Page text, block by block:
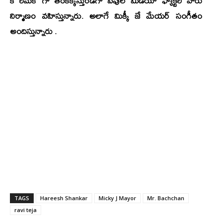
నిర్మాణం వహిస్తున్నారు. అలాగే మిక్కీ జే మేయర్ సంగీతం
అందిస్తున్నారు .
TAGS Hareesh Shankar Micky J Mayor
Mr. Bachchan
ravi teja